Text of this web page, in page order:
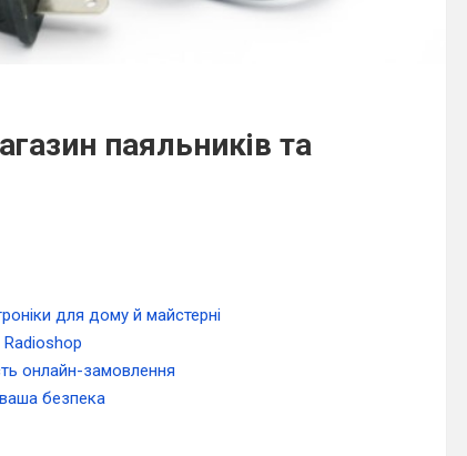
паяльників та
для дому й майстерні
онлайн-замовлення
ваша безпека